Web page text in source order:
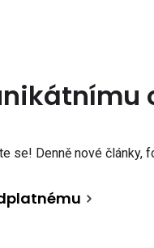
se! Denně nové články,